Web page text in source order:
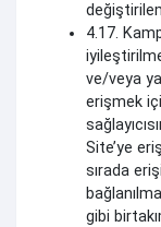
4.17.
ve/veya
erişmek
Site’ye
sırada
gibi